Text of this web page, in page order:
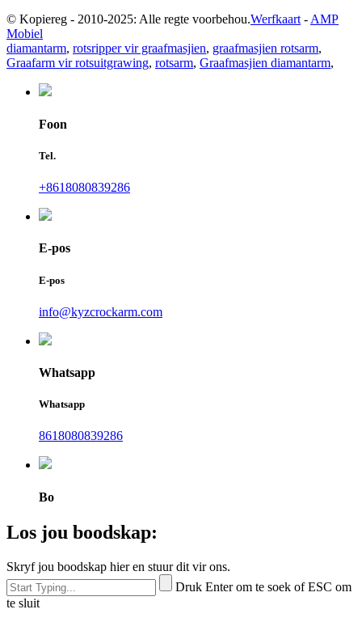
© Kopiereg - 2010-2025: Alle regte voorbehou.Werfkaart-AMP
Mobiel
diamantarm, rotsripper vir graafmasjien, graafmasjien rotsarm,
Graafarm vir rotsuitgrawing, rotsarm, Graafmasjien diamantarm,
Foon
Tel.
+8618080839286
E-pos
E-pos
info@kyzcrockarm.com
Whatsapp
Whatsapp
8618080839286
Bo
Los jou boodskap:
Skryf jou boodskap hier en stuur dit vir ons.
Druk Enter om te soek of ESC om
te sluit